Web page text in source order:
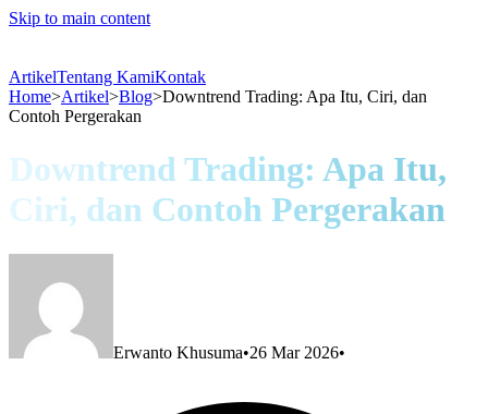
Skip to main content
ArtikelTentang KamiKontak
Home>Artikel>Blog>Downtrend Trading: Apa Itu, Ciri, dan
Contoh Pergerakan
Downtrend Trading: Apa Itu,
Ciri, dan Contoh Pergerakan
Erwanto Khusuma•26 Mar 2026•